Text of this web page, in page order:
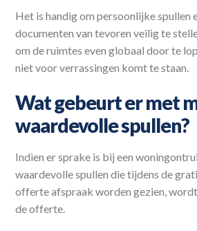
Het is handig om persoonlijke spullen
documenten van tevoren veilig te
om de ruimtes even globaal door te
niet voor verrassingen komt te staan.
Wat gebeurt er met
waardevolle spullen?
Indien er sprake is bij een
waardevolle spullen die tijdens de
offerte afspraak worden gezien,
de offerte.